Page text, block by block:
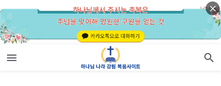
1) 외식하는 바리새인을 분별하는 법